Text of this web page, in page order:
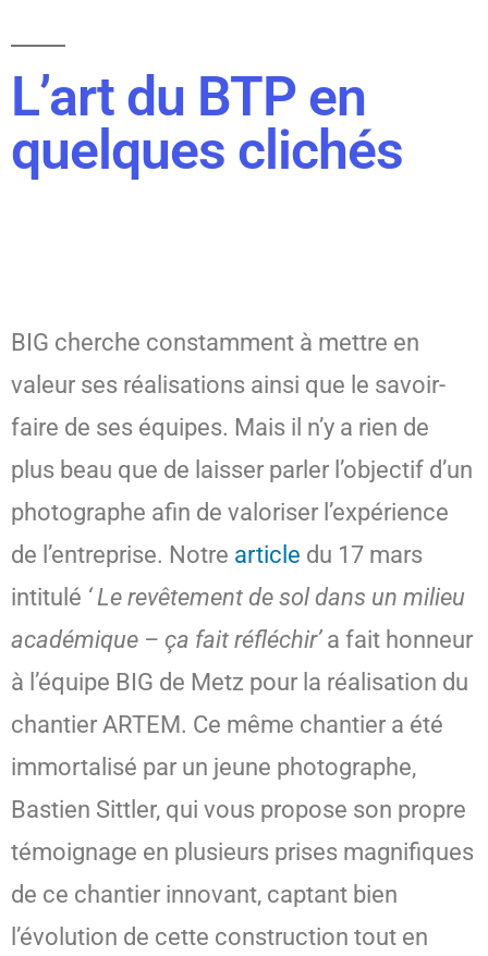
L’art du BTP en
quelques clichés
BIG cherche constamment à mettre en
valeur ses réalisations ainsi que le savoir-
faire de ses équipes. Mais il n’y a rien de
plus beau que de laisser parler l’objectif d’un
photographe afin de valoriser l’expérience
de l’entreprise. Notre article du 17 mars
intitulé ‘ Le revêtement de sol dans un milieu
académique – ça fait réfléchir’ a fait honneur
à l’équipe BIG de Metz pour la réalisation du
chantier ARTEM. Ce même chantier a été
immortalisé par un jeune photographe,
Bastien Sittler, qui vous propose son propre
témoignage en plusieurs prises magnifiques
de ce chantier innovant, captant bien
l’évolution de cette construction tout en